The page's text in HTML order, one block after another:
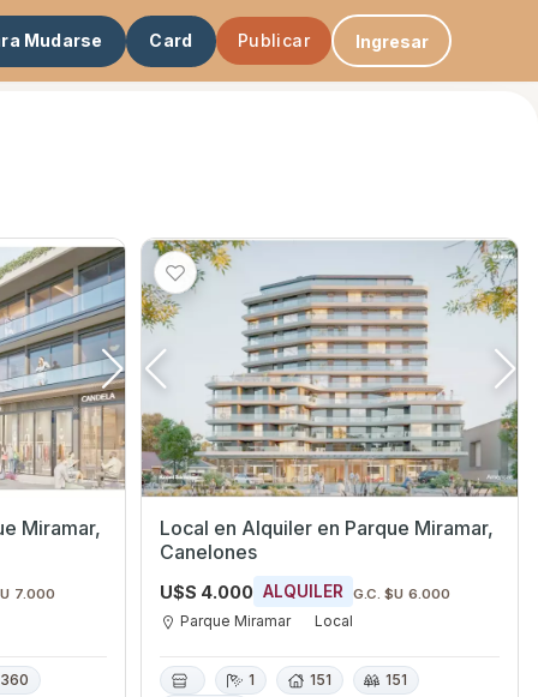
Mudarse Card Publicar Ingresar
7.000
360
Local en Alquiler en Parque Miramar,
Canelones
U$S 4.000 ALQUILER G.C. $U 6.000
Parque Miramar Local
1 151
151